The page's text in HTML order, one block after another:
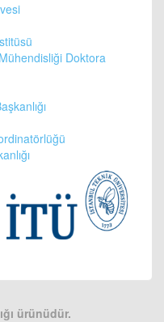
Doktora
ürünüdür.